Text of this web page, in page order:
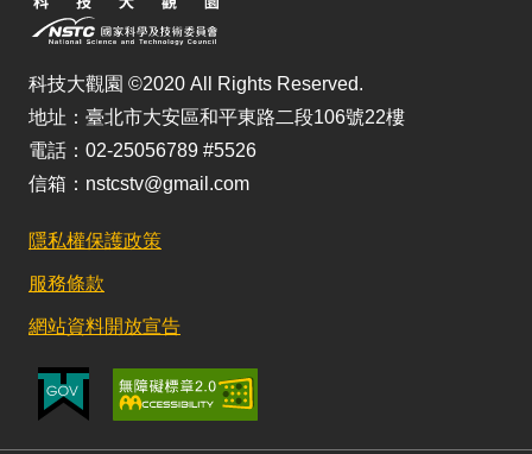
科技大觀園 ©2020 All Rights Reserved.
地址：臺北市大安區和平東路二段106號22樓
電話：02-25056789 #5526
信箱：nstcstv@gmail.com
隱私權保護政策
服務條款
網站資料開放宣告